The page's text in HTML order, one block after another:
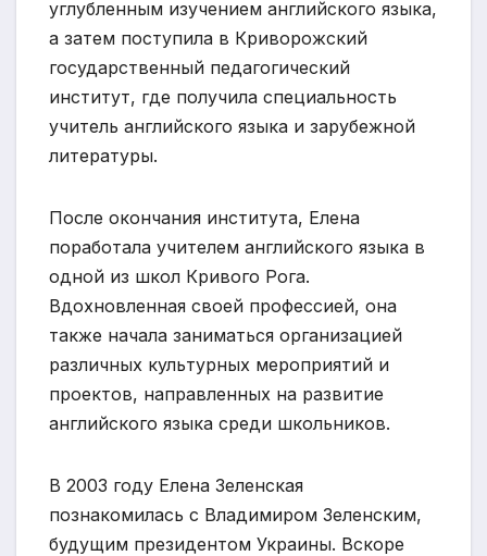
углубленным изучением английского языка,
а затем поступила в Криворожский
государственный педагогический
институт, где получила специальность
учитель английского языка и зарубежной
литературы.
После окончания института, Елена
поработала учителем английского языка в
одной из школ Кривого Рога.
Вдохновленная своей профессией, она
также начала заниматься организацией
различных культурных мероприятий и
проектов, направленных на развитие
английского языка среди школьников.
В 2003 году Елена Зеленская
познакомилась с Владимиром Зеленским,
будущим президентом Украины. Вскоре